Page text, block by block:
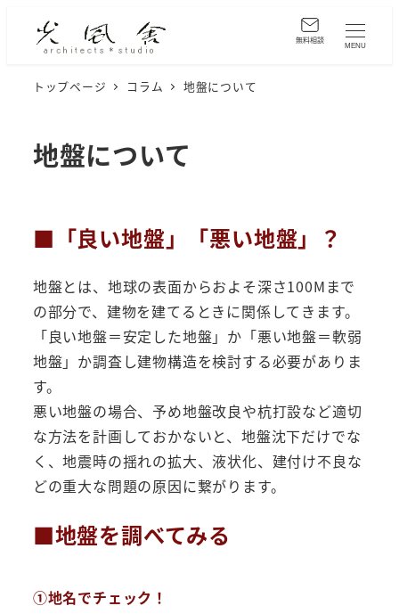
MENU
トップページ コラム 地盤について
地盤について
■「良い地盤」「悪い地盤」？
地盤とは、地球の表面からおよそ深さ100Mまで
の部分で、建物を建てるときに関係してきます。
「良い地盤＝安定した地盤」か「悪い地盤＝軟弱
地盤」か調査し建物構造を検討する必要がありま
す。
悪い地盤の場合、予め地盤改良や杭打設など適切
な方法を計画しておかないと、地盤沈下だけでな
く、地震時の揺れの拡大、液状化、建付け不良な
どの重大な問題の原因に繋がります。
■地盤を調べてみる
①地名でチェック！
無料相談